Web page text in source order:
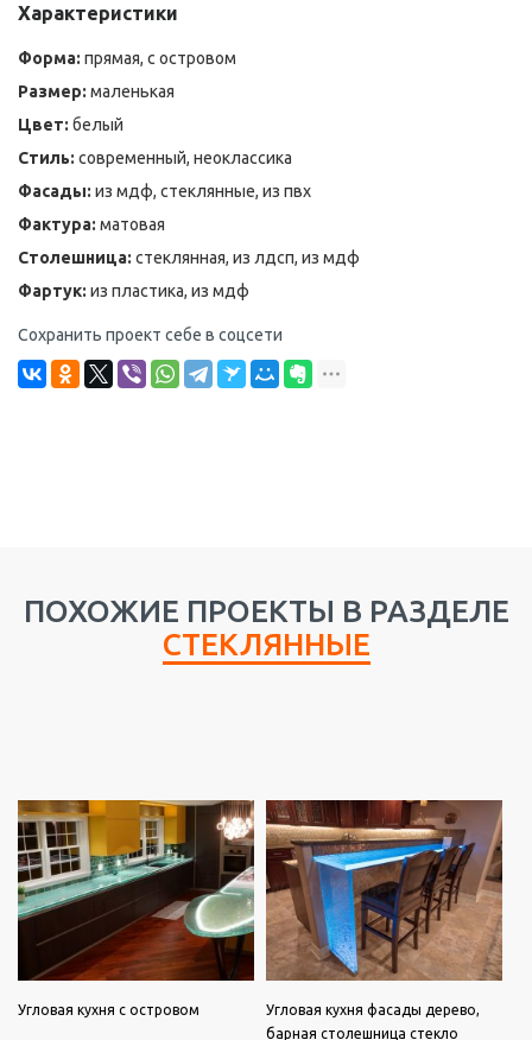
Характеристики
Форма: прямая, с островом
Размер: маленькая
Цвет: белый
Стиль: современный, неоклассика
Фасады: из мдф, стеклянные, из пвх
Фактура: матовая
Столешница: стеклянная, из лдсп, из мдф
Фартук: из пластика, из мдф
Сохранить проект себе в соцсети
ПОХОЖИЕ ПРОЕКТЫ В РАЗДЕЛЕ
СТЕКЛЯННЫЕ
Угловая кухня с островом
Угловая кухня фасады дерево,
барная столешница стекло